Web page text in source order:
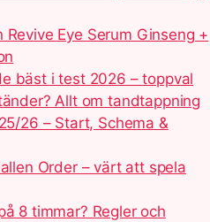
Revive Eye Serum Ginseng +
bäst i test 2026 – toppval
Allt om tandtappning
26 – Start, Schema &
Order – värt att spela
8 timmar? Regler och